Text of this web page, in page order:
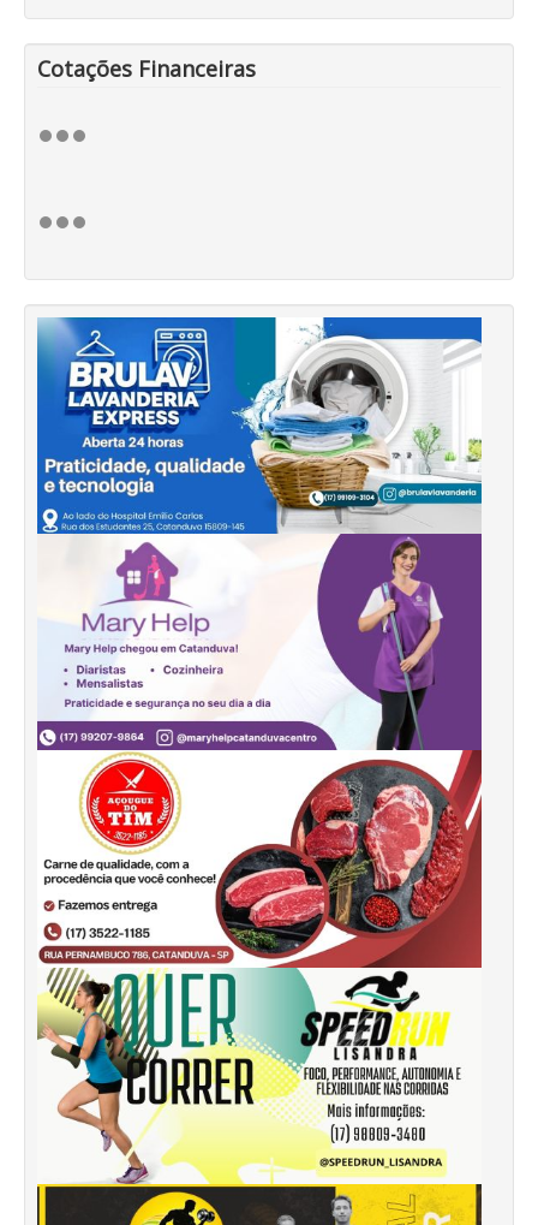
Cotações Financeiras